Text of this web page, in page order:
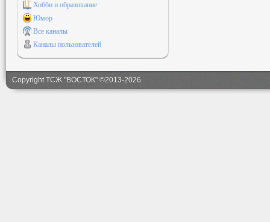
Хобби и образование
Юмор
Все каналы
Каналы пользователей
Copyright ТСЖ "ВОСТОК" ©2013-2026